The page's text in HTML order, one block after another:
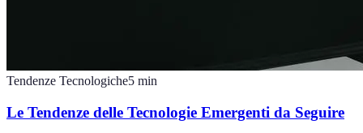
Tendenze Tecnologiche5 min
Le Tendenze delle Tecnologie Emergenti da Seguire